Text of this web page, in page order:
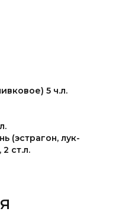
5 ч.л.
(эстрагон, лук-
2 ст.л.